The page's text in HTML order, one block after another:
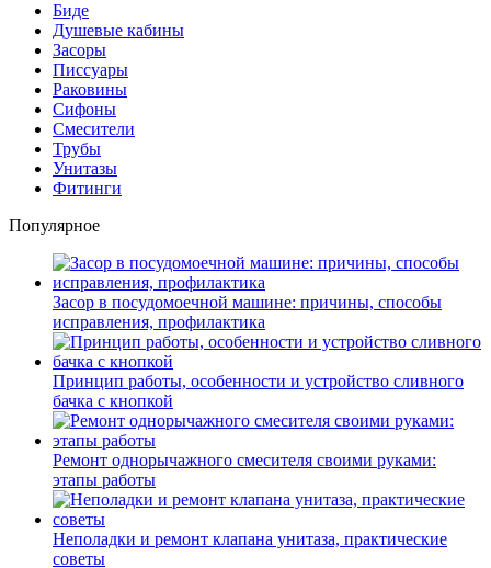
Биде
Душевые кабины
Засоры
Писсуары
Раковины
Сифоны
Смесители
Трубы
Унитазы
Фитинги
Популярное
Засор в посудомоечной машине: причины, способы
исправления, профилактика
Принцип работы, особенности и устройство сливного
бачка с кнопкой
Ремонт однорычажного смесителя своими руками:
этапы работы
Неполадки и ремонт клапана унитаза, практические
советы